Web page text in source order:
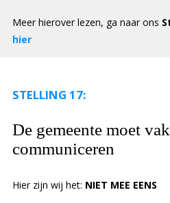
Meer hierover lezen, ga naar ons
hier
STELLING 17:
De gemeente moet
communiceren
Hier zijn wij het: NIET MEE EENS